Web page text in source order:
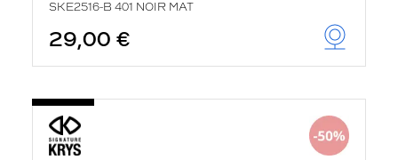
SKE2516-B 401 NOIR MAT
29,00 €